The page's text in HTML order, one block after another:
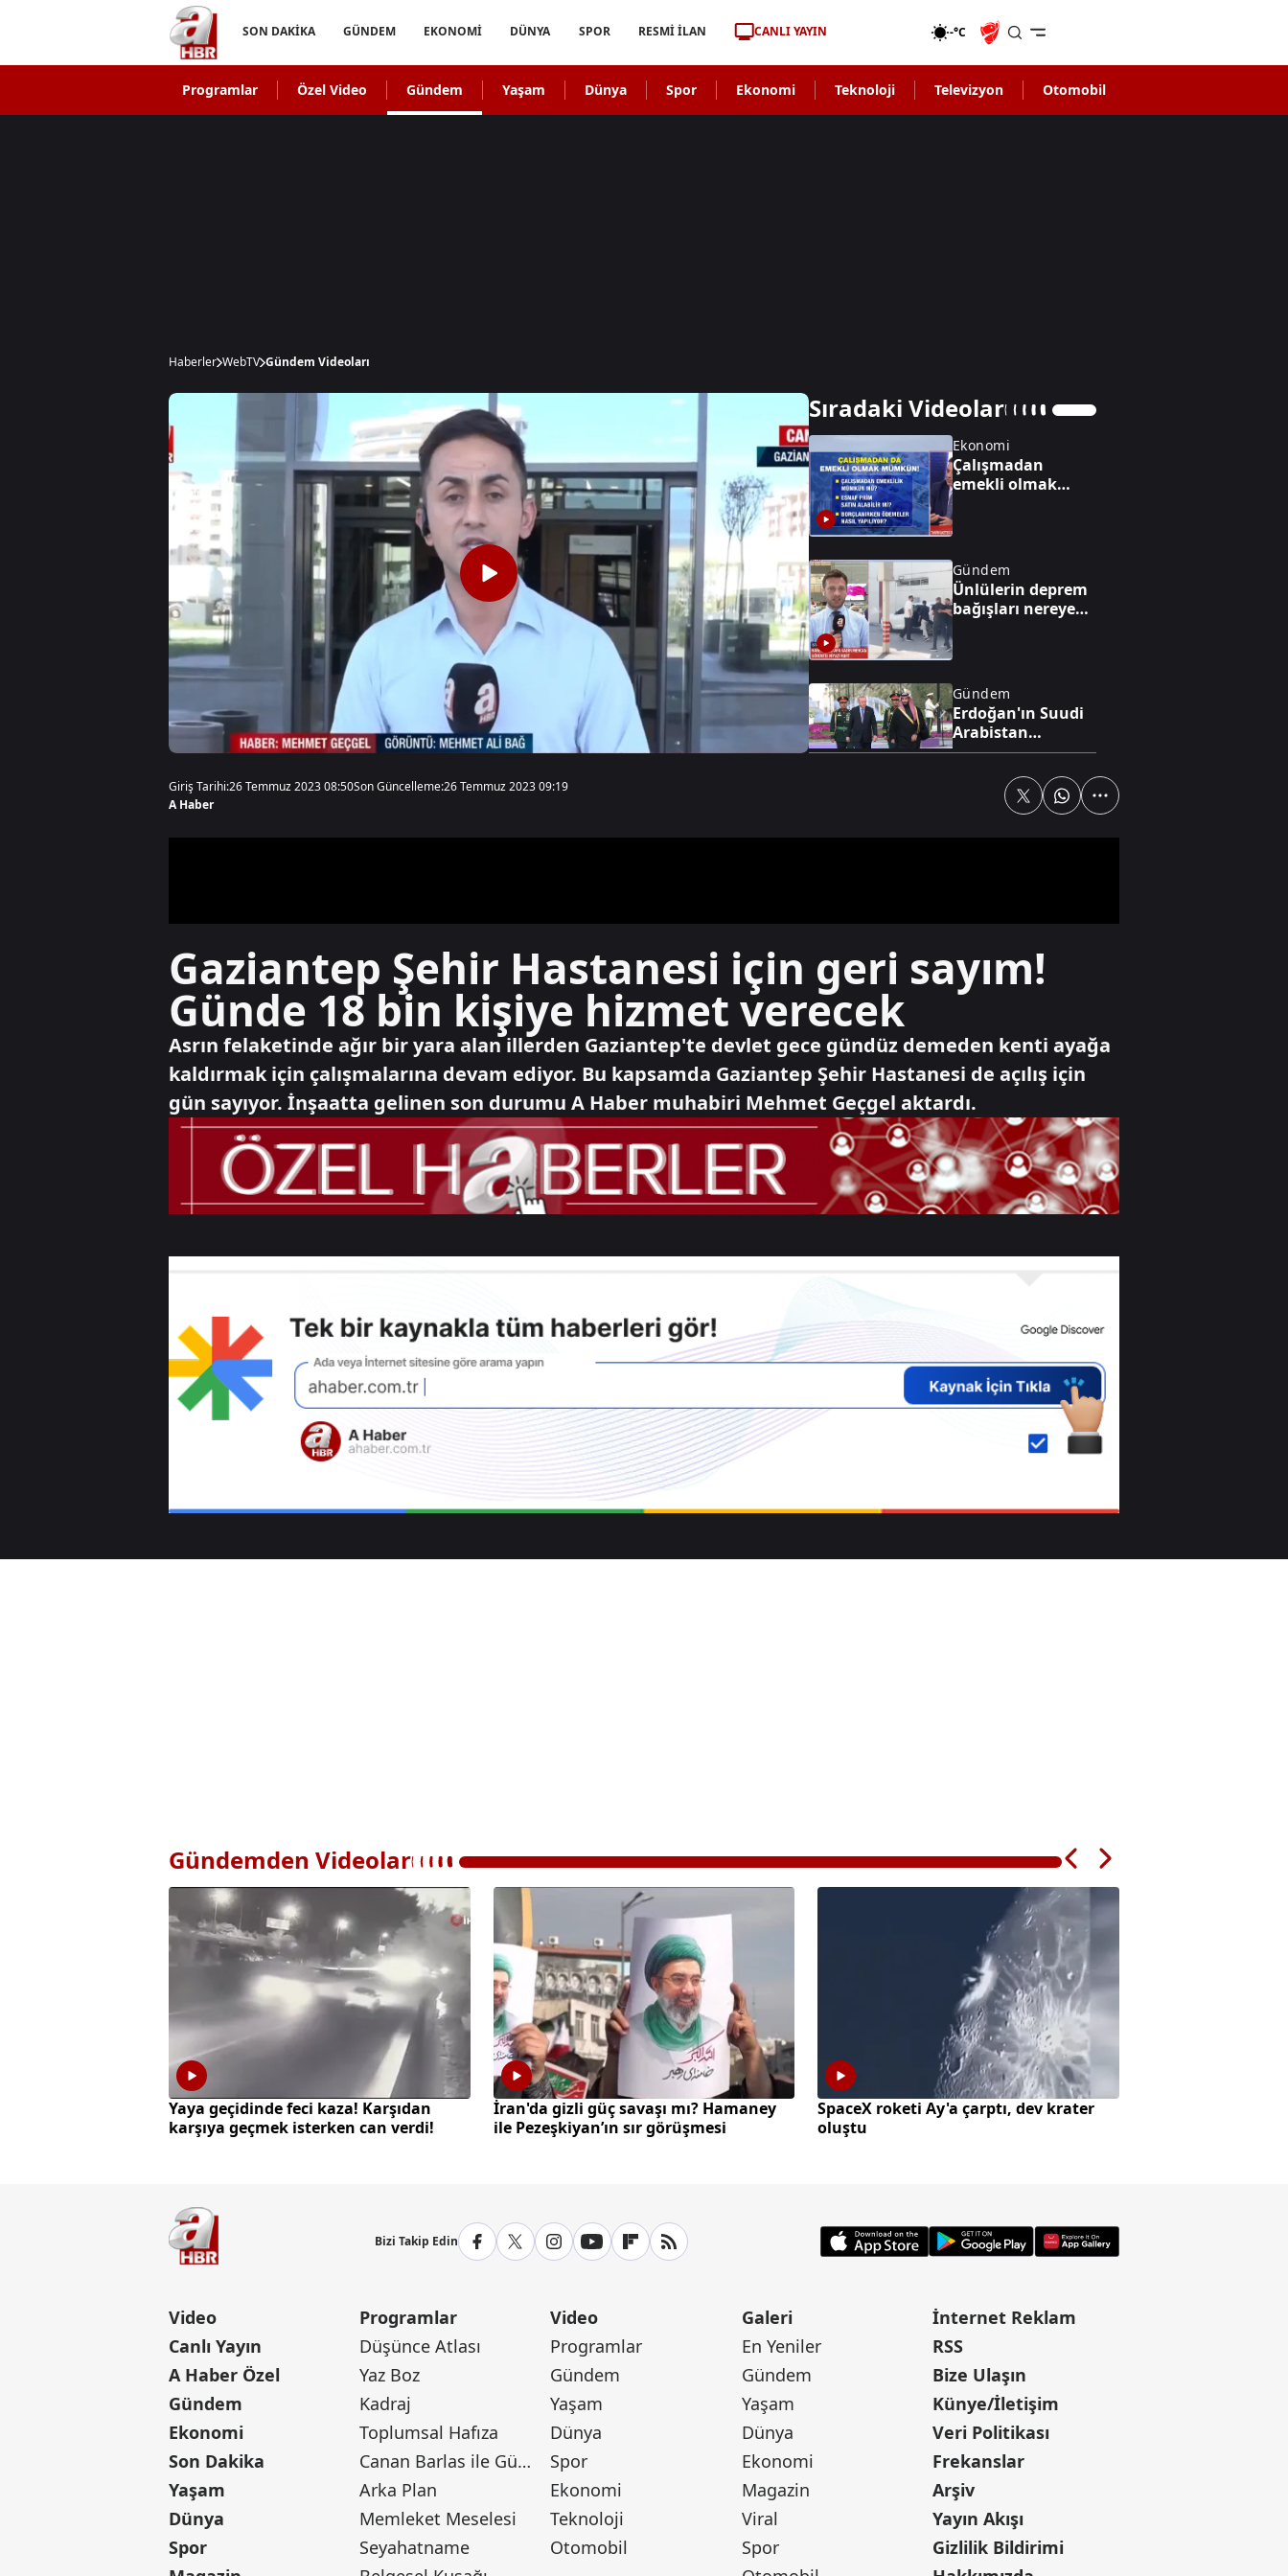
SON DAKİKA GÜNDEM EKONOMİ DÜNYA SPOR RESMİ İLAN CANLI YAYIN -°C
Programlar Özel Video Gündem Yaşam Dünya Spor Ekonomi Teknoloji Televizyon Otomobil
Haberler WebTV Gündem Videoları
Sıradaki Videolar
Ekonomi
Çalışmadan
emekli olmak
Gündem
Ünlülerin deprem
bağışları nereye
Gündem
Erdoğan'ın Suudi
Arabistan
ziyaretinin
"O ne bilema bir
12 maddelik yasa
teklifi Meclis
gündeminde
Ekonomi
Altın fiyatlarında
sürpriz savaş
fiyatlaması
Giriş Tarihi:26 Temmuz 2023 08:50Son Güncelleme:26 Temmuz 2023 09:19
A Haber
Gaziantep Şehir Hastanesi için geri sayım!
Günde 18 bin kişiye hizmet verecek
Asrın felaketinde ağır bir yara alan illerden Gaziantep'te devlet gece gündüz demeden kenti ayağa
kaldırmak için çalışmalarına devam ediyor. Bu kapsamda Gaziantep Şehir Hastanesi de açılış için
gün sayıyor. İnşaatta gelinen son durumu A Haber muhabiri Mehmet Geçgel aktardı.
Gündemden Videolar
Yaya geçidinde feci kaza! Karşıdan
karşıya geçmek isterken can verdi!
İran'da gizli güç savaşı mı? Hamaney
ile Pezeşkiyan’ın sır görüşmesi
SpaceX roketi Ay'a çarptı, dev krater
oluştu
Bizi Takip Edin
Video
Canlı Yayın
A Haber Özel
Gündem
Ekonomi
Son Dakika
Yaşam
Dünya
Spor
Programlar
Düşünce Atlası
Yaz Boz
Kadraj
Toplumsal Hafıza
Canan Barlas ile Gündem
Arka Plan
Memleket Meselesi
Seyahatname
Video
Programlar
Gündem
Yaşam
Dünya
Spor
Ekonomi
Teknoloji
Otomobil
Galeri
En Yeniler
Gündem
Yaşam
Dünya
Ekonomi
Magazin
Viral
Spor
İnternet Reklam
RSS
Bize Ulaşın
Künye/İletişim
Veri Politikası
Frekanslar
Arşiv
Yayın Akışı
Gizlilik Bildirimi